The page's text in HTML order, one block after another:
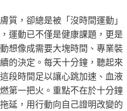
質，卻總是被「沒時間運動」
運動已不僅是健康課題，更是
想像成需要大塊時間、專業裝
的決定。每天十分鐘，聽起來
段時間足以讓心跳加速、血液
第一把火。重點不在於十分鐘
延，用行動向自己證明改變的